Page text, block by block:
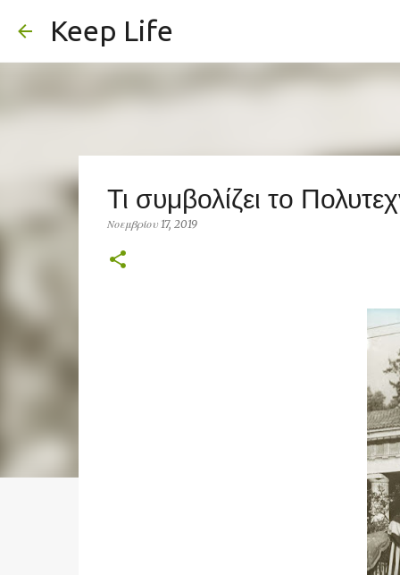
Keep Life
Τι συμβολίζει το
Νοεμβρίου 17, 2019